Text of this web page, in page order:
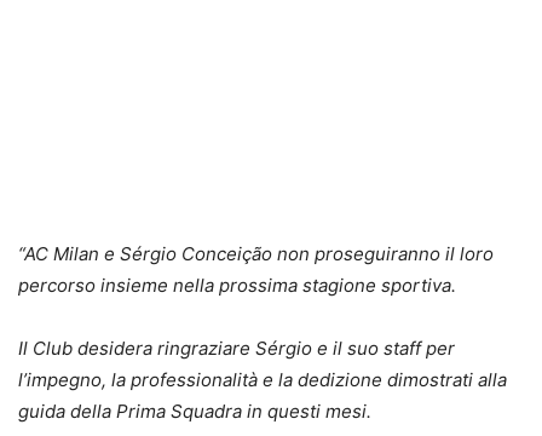
“AC Milan e Sérgio Conceição non proseguiranno il loro
percorso insieme nella prossima stagione sportiva.
Il Club desidera ringraziare Sérgio e il suo staff per
l’impegno, la professionalità e la dedizione dimostrati alla
guida della Prima Squadra in questi mesi.